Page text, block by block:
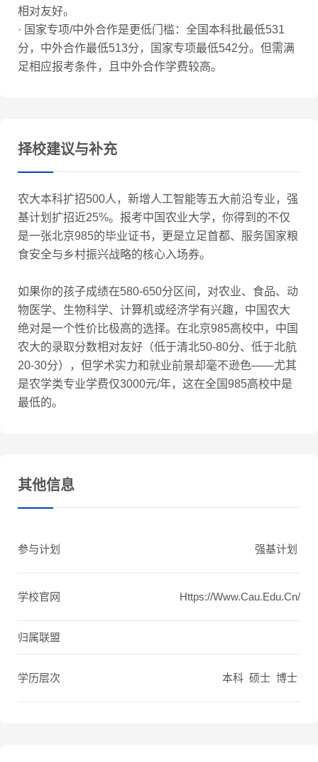
相对友好。
· 国家专项/中外合作是更低门槛：全国本科批最低531
分，中外合作最低513分，国家专项最低542分。但需满
足相应报考条件，且中外合作学费较高。
择校建议与补充
农大本科扩招500人，新增人工智能等五大前沿专业，强
基计划扩招近25%。报考中国农业大学，你得到的不仅
是一张北京985的毕业证书，更是立足首都、服务国家粮
食安全与乡村振兴战略的核心入场券。
如果你的孩子成绩在580-650分区间，对农业、食品、动
物医学、生物科学、计算机或经济学有兴趣，中国农大
绝对是一个性价比极高的选择。在北京985高校中，中国
农大的录取分数相对友好（低于清北50-80分、低于北航
20-30分），但学术实力和就业前景却毫不逊色——尤其
是农学类专业学费仅3000元/年，这在全国985高校中是
最低的。
其他信息
参与计划 强基计划
学校官网 Https://www.cau.edu.cn/
归属联盟
学历层次 本科 硕士 博士